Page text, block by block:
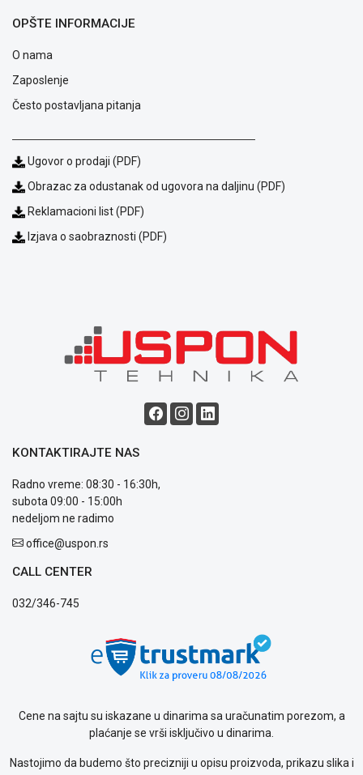
poslovanja
Saobraznost
i
Usluge
prijava
Politika
o
Provera
garancije
OPŠTE INFORMACIJE
O nama
Zaposlenje
Često postavljana pitanja
Ugovor o prodaji (PDF)
Obrazac za odustanak od ugovora na daljinu (PDF)
Reklamacioni list (PDF)
Izjava o saobraznosti (PDF)
KONTAKTIRAJTE NAS
Radno vreme: 08:30 - 16:30h,
subota 09:00 - 15:00h
nedeljom ne radimo
office@uspon.rs
CALL CENTER
032/346-745
Cene na sajtu su iskazane u dinarima sa uračunatim porezom, a
plaćanje se vrši isključivo u dinarima.
Nastojimo da budemo što precizniji u opisu proizvoda, prikazu slika i